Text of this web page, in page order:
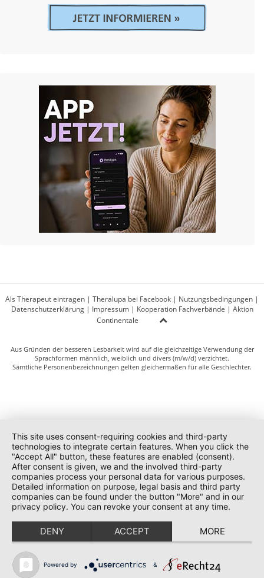
Als Therapeut eintragen | Theralupa bei Facebook | Nutzungsbedingungen |
Datenschutzerklärung| Impressum| Kooperation Fachverbände | Aktion
Continentale
Aus Gründen der besseren Lesbarkeit wird auf die gleichzeitige Verwendung der
Sprachformen männlich, weiblich und divers (m/w/d) verzichtet.
Sämtliche Personenbezeichnungen gelten gleichermaßen für alle Geschlechter.
This site uses consent-requiring cookies and third-party
technologies to integrate certain features. When you click the
"Accept All" button, these features are enabled (consent).
After consent is given, we and the involved third-party
companies process your personal data for various purposes.
Detailed information on purpose, legal basis and third party
companies can be found under the button "More" and in our
privacy policy. You can revoke your consent at any time.
DENY ACCEPT MORE
Powered by &